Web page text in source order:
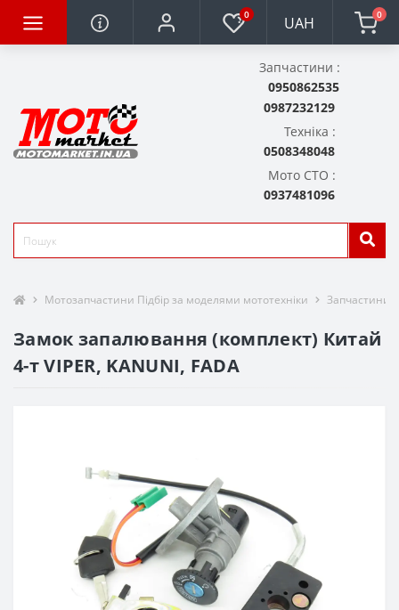
0 UAH 0
Запчастини :
0950862535
0987232129
Техніка :
0508348048
Мото СТО :
0937481096
Мотозапчастини Підбір за моделями мототехніки Запчастини
Замок запалювання (комплект) Китай
4-т VIPER, KANUNI, FADA